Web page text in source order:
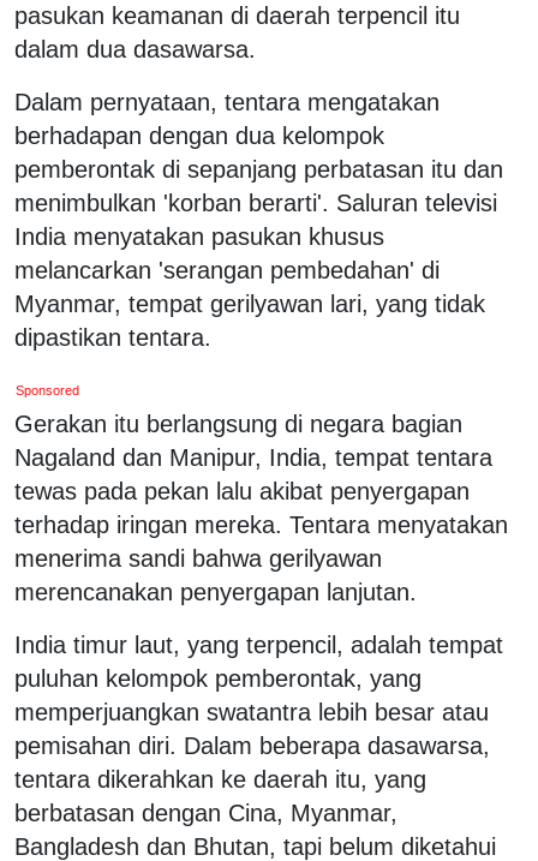
pasukan keamanan di daerah terpencil itu
dalam dua dasawarsa.
Dalam pernyataan, tentara mengatakan
berhadapan dengan dua kelompok
pemberontak di sepanjang perbatasan itu dan
menimbulkan 'korban berarti'. Saluran televisi
India menyatakan pasukan khusus
melancarkan 'serangan pembedahan' di
Myanmar, tempat gerilyawan lari, yang tidak
dipastikan tentara.
Sponsored
Gerakan itu berlangsung di negara bagian
Nagaland dan Manipur, India, tempat tentara
tewas pada pekan lalu akibat penyergapan
terhadap iringan mereka. Tentara menyatakan
menerima sandi bahwa gerilyawan
merencanakan penyergapan lanjutan.
India timur laut, yang terpencil, adalah tempat
puluhan kelompok pemberontak, yang
memperjuangkan swatantra lebih besar atau
pemisahan diri. Dalam beberapa dasawarsa,
tentara dikerahkan ke daerah itu, yang
berbatasan dengan Cina, Myanmar,
Bangladesh dan Bhutan, tapi belum diketahui